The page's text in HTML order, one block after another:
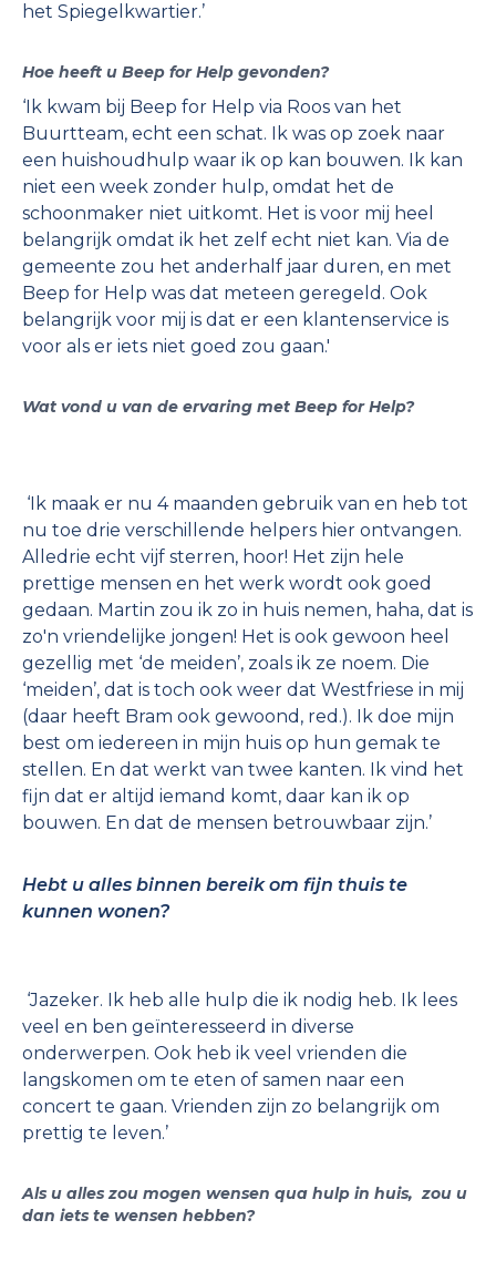
het Spiegelkwartier.’
Hoe heeft u Beep for Help gevonden?
‘Ik kwam bij Beep for Help via Roos van het
Buurtteam, echt een schat. Ik was op zoek naar
een huishoudhulp waar ik op kan bouwen. Ik kan
niet een week zonder hulp, omdat het de
schoonmaker niet uitkomt. Het is voor mij heel
belangrijk omdat ik het zelf echt niet kan. Via de
gemeente zou het anderhalf jaar duren, en met
Beep for Help was dat meteen geregeld. Ook
belangrijk voor mij is dat er een klantenservice is
voor als er iets niet goed zou gaan.'
Wat vond u van de ervaring met Beep for Help?
‘Ik maak er nu 4 maanden gebruik van en heb tot
nu toe drie verschillende helpers hier ontvangen.
Alledrie echt vijf sterren, hoor! Het zijn hele
prettige mensen en het werk wordt ook goed
gedaan. Martin zou ik zo in huis nemen, haha, dat is
zo'n vriendelijke jongen! Het is ook gewoon heel
gezellig met ‘de meiden’, zoals ik ze noem. Die
‘meiden’, dat is toch ook weer dat Westfriese in mij
(daar heeft Bram ook gewoond, red.). Ik doe mijn
best om iedereen in mijn huis op hun gemak te
stellen. En dat werkt van twee kanten. Ik vind het
fijn dat er altijd iemand komt, daar kan ik op
bouwen. En dat de mensen betrouwbaar zijn.’
Hebt u alles binnen bereik om fijn thuis te
kunnen wonen?
‘Jazeker. Ik heb alle hulp die ik nodig heb. Ik lees
veel en ben geïnteresseerd in diverse
onderwerpen. Ook heb ik veel vrienden die
langskomen om te eten of samen naar een
concert te gaan. Vrienden zijn zo belangrijk om
prettig te leven.’
Als u alles zou mogen wensen qua hulp in huis, zou u
dan iets te wensen hebben?